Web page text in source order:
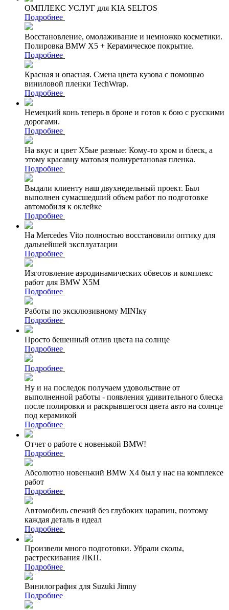
ОМПЛЕКС УСЛУГ для KIA SELTOS
Подробнее
Восстановление, омолаживание и немножко косметики.
Полировка BMW X5 + Керамическое покрытие.
Подробнее
Красная и опасная. Смена цвета кузова с помощью
виниловой пленки TechWrap.
Подробнее
Немецкий конь теперь в броне и готов к бою с русскими
дорогами.
Подробнее
На вкус и цвет Х5ые разные: Кому-то хром и блеск, а
этому красавцу матовая полиуретановая пленка.
Подробнее
Выдали клиенту наш двухнедельный проект. Был
выполнен сумасшедший объем работ по подготовке
автомобиля к оклейке
Подробнее
На Mercedes Vito полностью восстановили оптику для
дальнейшей эксплуатации
Подробнее
Изготовление аэродинамических обвесов и комплекс
работ для BMW X5M
Подробнее
Работы по эксклюзивному MINIку
Подробнее
Просто бешенный отлив цвета на солнце
Подробнее
Подробнее
Ну и на последок получаем удовольствие от
выполненной работы - появления удивительного блеска
после полировки и раскрывшегося цвета авто на солнце
под керамикой
Подробнее
Отчет о работе с новенькой BMW!
Подробнее
Абсолютно новенький BMW X4 был у нас на комплексе
работ
Подробнее
Автомобиль свежий без глубоких царапин, поэтому
каждая деталь в идеал
Подробнее
Произвели много подготовки. Убрали сколы,
растрескивания ЛКП.
Подробнее
Винилография для Suzuki Jimny
Подробнее